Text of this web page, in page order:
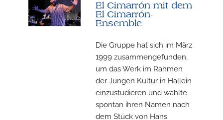
El Cimarrón mit dem
El Cimarrón-
Ensemble
Die Gruppe hat sich im März
1999 zusammengefunden,
um das Werk im Rahmen
der Jungen Kultur in Hallein
einzustudieren und wählte
spontan ihren Namen nach
dem Stück von Hans